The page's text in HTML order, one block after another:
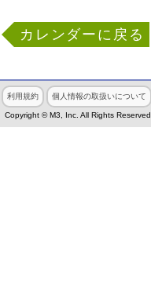
カレンダーに戻る
利用規約 個人情報の取扱いについて
Copyright © M3, Inc. All Rights Reserved.